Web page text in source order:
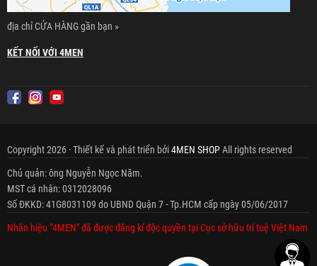
địa chỉ CỬA HÀNG gần bạn »
KẾT NỐI VỚI 4MEN
Copyright 2026 · Thiết kế và phát triển bởi4MEN SHOPAll rights reserved
Chủ quản: ông Nguyễn Ngọc Năm.
MST cá nhân: 0312028096
Số ĐKKD: 41G8031109 do UBND Quận 7 - Tp.HCM cấp ngày 05/06/2017
Nhãn hiệu "4MEN" đã được đăng kí độc quyền tại Cục sở hữu trí tuệ Việt Nam